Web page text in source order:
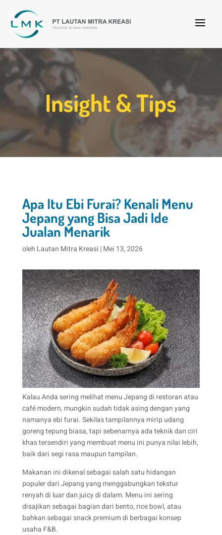
Insight & Tips
Apa Itu Ebi Furai? Kenali Menu
Jepang yang Bisa Jadi Ide
Jualan Menarik
oleh Lautan Mitra Kreasi |Mei 13, 2026
Kalau Anda sering melihat menu Jepang di restoran atau
café modern, mungkin sudah tidak asing dengan yang
namanya ebi furai. Sekilas tampilannya mirip udang
goreng tepung biasa, tapi sebenarnya ada teknik dan ciri
khas tersendiri yang membuat menu ini punya nilai lebih,
baik dari segi rasa maupun tampilan.
Makanan ini dikenal sebagai salah satu hidangan
populer dari Jepang yang menggabungkan tekstur
renyah di luar dan juicy di dalam. Menu ini sering
disajikan sebagai bagian dari bento, rice bowl, atau
bahkan sebagai snack premium di berbagai konsep
usaha F&B.